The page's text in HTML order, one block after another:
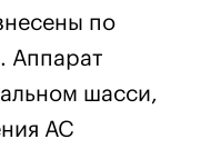
по
Аппарат
шасси,
АС